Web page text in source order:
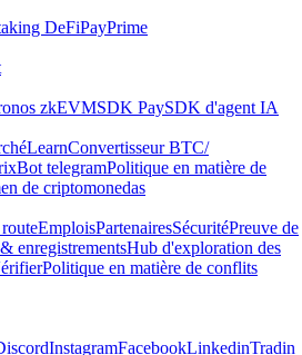
DeFiPayPrime
zkEVMSDK PaySDK d'agent IA
LearnConvertisseur BTC/
Bot telegramPolitique en matière de
de criptomonedas
EmploisPartenairesSécuritéPreuve de
enregistrementsHub d'exploration des
Politique en matière de conflits
InstagramFacebookLinkedinTradin